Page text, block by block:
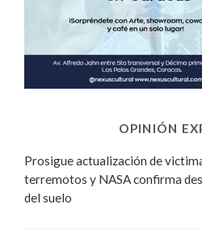
OPINIÓN
Prosigue actualización de
terremotos y NASA confirma
del suelo